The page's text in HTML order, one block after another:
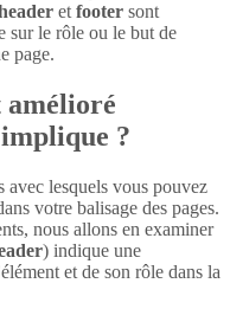
et footer sont
sur le rôle ou le but de
page.
amélioré
?
avec lesquels vous pouvez
votre balisage des pages.
nous allons en examiner
) indique une
et de son rôle dans la